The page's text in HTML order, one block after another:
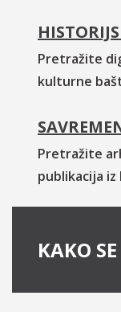
Pretražite
kulturne
Pretražite
publikacija
KAKO